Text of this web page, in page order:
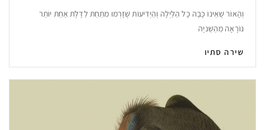
וְהָאוֹר שֶׁאֵינוֹ כָּבֶה כָּל הַלַּיְלָה וְהַיְדִיעוֹת שֶׁזָּרְמוּ מִתַּחַת לַדֶּלֶת אַחַת יוֹתֵר
נוֹרָאָה מֵהַשְּׁנִיָּה
שירה סתיו